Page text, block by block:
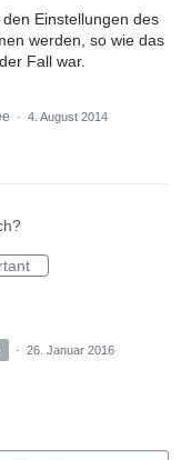
Einstellungen des
werden, so wie das
Fall war.
· 4. August 2014
· 26. Januar 2016